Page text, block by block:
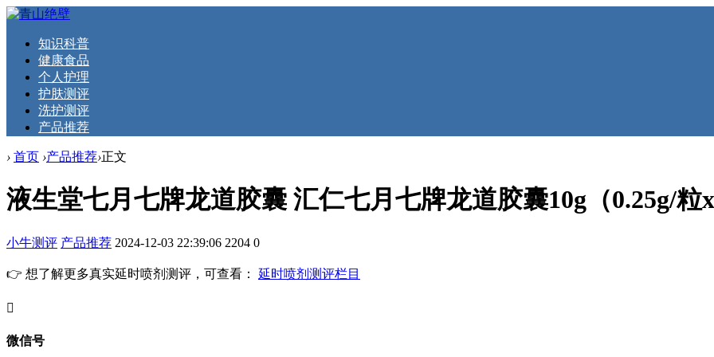
知识科普
健康食品
个人护理
护肤测评
洗护测评
产品推荐
› 首页 ›产品推荐›正文
液生堂七月七牌龙道胶囊 汇仁七月七牌龙道胶囊10g（0.25g/粒
小牛测评 产品推荐 2024-12-03 22:39:06 2204 0
👉 想了解更多真实延时喷剂测评，可查看： 延时喷剂测评栏目
󦘖
微信号